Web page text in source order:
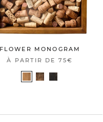
FLOWER MONOGRAM
À PARTIR DE 75€